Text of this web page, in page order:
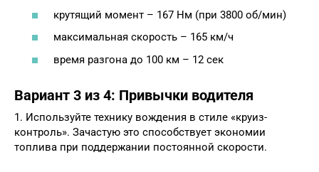
крутящий момент – 167 Нм (при 3800 об/мин)
максимальная скорость – 165 км/ч
время разгона до 100 км – 12 сек
Вариант 3 из 4: Привычки водителя
1. Используйте технику вождения в стиле «круиз-
контроль». Зачастую это способствует экономии
топлива при поддержании постоянной скорости.